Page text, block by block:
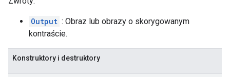
Output : Obraz lub obrazy o skorygowanym
kontraście.
Konstruktory i destruktory